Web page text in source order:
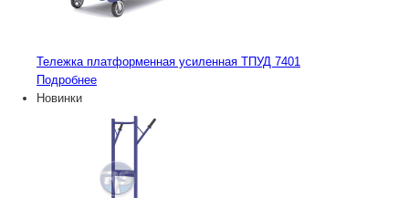
Тележка платформенная усиленная ТПУД 7401
Подробнее
Новинки